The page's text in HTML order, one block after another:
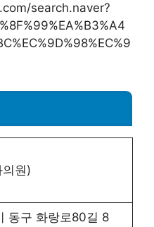
search.naver?
원)
동구 화랑로80길 8